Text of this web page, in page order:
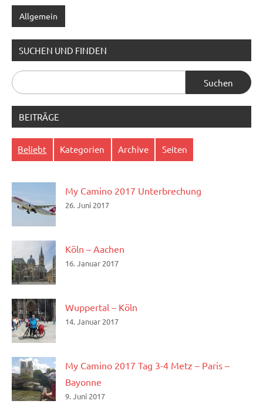
Allgemein
SUCHEN UND FINDEN
Suchen
nach:
BEITRÄGE
Beliebt Kategorien Archive Seiten
My Camino 2017 Unterbrechung
26. Juni 2017
Köln – Aachen
16. Januar 2017
Wuppertal – Köln
14. Januar 2017
My Camino 2017 Tag 3-4 Metz – Paris –
Bayonne
9. Juni 2017